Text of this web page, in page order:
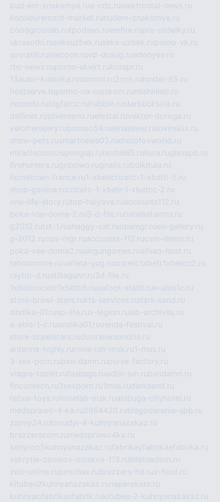
bud-em-znakomye.rua-cdc.ruelektrostal-news.ru
korolevremont-market.rubudem-znakomye.ru
oooagrosnab.rufpodaso.ruemfire.rupro-otdelky.ru
ukrasotki.ruseksuzbek.ruseks-uzbek.ruporno-vk.ru
sovratili.ruolecoon.ruvd-dosug.ruadonyev.ru
rbc-news.ruporno-skvirt.rukrospr.ru
13autor-kolonka.rusormol.ru2rich.ru hostel-65.ru
hostserve.ruporno-na-russkom.ru mishinlab.ru
neznobi.rubigfatcc.ru habble.rustarbucksvia.ru
delfinet.rusilvernano.ruelestal.ruvektor-doroga.ru
velotrenajery.rupronso54.ru lenasever.ru lovinskix.ru
show-pets.rusmartnews03.rudiscofoxworld.ru
miraclecoon.rupongup.ru hostel65.ru liura.ruglasspb.ru
firehunters.rugribowo.rugnalis.rubulkitula.ru
hometown-france.ru1-xbeticricetc-1-xbetti-5.ru
shop-garena.rucricetc-1-xbetr-1-xbetcc-2.ru
one-life-story.rutop-halyava.ruaccounts112.ru
poka-vse-doma-2.ru3-d-file.ru hahahaharms.ru
g2012.rutst-1.rushaggy-cat.ruopsmgr.ruev-gallery.ru
g-2012.ruops-mgr.ruaccounts-112.rucsm-demo.ru
poka-vse-doma2.ruairgungames.ruallseo-host.ru
tehosmotre.ruvarieta-yug.rucricetc1xbetr1xbetcc2.ru
raytor-d.ruatillagunn.ru3d-file.ru
1xbeticricetc1xbetti5.ruuafoot-statti.rue-abis1c.ru
store-brawl-stars.rukts-services.rudark-sand.ru
sindika-01.rusp-life.rux-legion.rusib-archives.ru
e-abis-1-c.rusindika01.ruvenda-festival.ru
store-brawlstars.rudooraleksandria.ru
antenna-highly.ru mine-lab-msk.ru1-mus.ru
3-sex-porn.ruban-damn.rupurse-factory.ru
viagra-tablet.rufasbags.ruadler-jun.rubandamn.ru
fincontech.ru3sexporn.ru1mus.rudarksand.ru
rebus-toys.ru minelab-msk.rualabuga-cityhotel.ru
medsprawo-4-ka.ru2864420.rublagodarenie-spb.ru
zajmy24.rutovudyi-4-kuhnyanazakaz.ru
brazzerscom.ru medsprawo4ka.ru
xehyroo5kuhnyanazakaz.rufabrikayfabrikaefabrika.ru
vskrytie-zamkov-moskva-113.rubiletnadom.ru
zed-online.rupimchax.rubrazzers-hd.ruz-host.ru
kitubeu2kuhnyanazakaz.ru naperekate.ru
kuhnyaofabrikaufabrik.rukitubeu-2-kuhnyanazakaz.ru